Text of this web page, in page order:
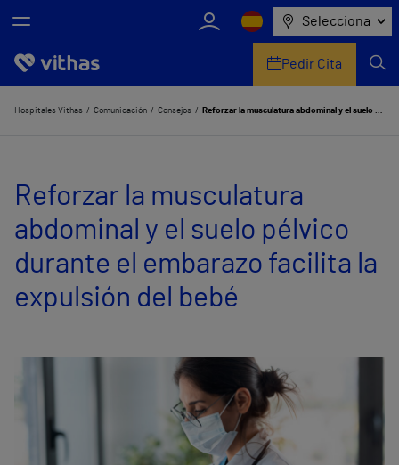
Selecciona
Nosotros
Servicios de salud
Equipo médico y asistencial
Pedir Cita
Hospitales Vithas Comunicación Consejos Reforzar la musculatura abdominal y el suelo pélvico durante el embarazo facilita la expulsión del bebé
Reforzar la musculatura
abdominal y el suelo pélvico
durante el embarazo facilita la
expulsión del bebé